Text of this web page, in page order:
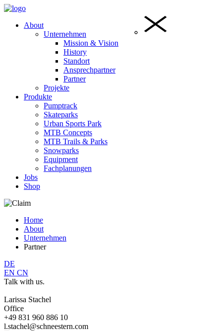
About
Unternehmen
Mission & Vision
History
Standort
Ansprechpartner
Partner
Projekte
Produkte
Pumptrack
Skateparks
Urban Sports Park
MTB Concepts
MTB Trails & Parks
Snowparks
Equipment
Fachplanungen
Jobs
Shop
Home
About
Unternehmen
Partner
DE
EN CN
Talk with us.
Larissa Stachel
Office
+49 831 960 886 10
l.stachel@schneestern.com